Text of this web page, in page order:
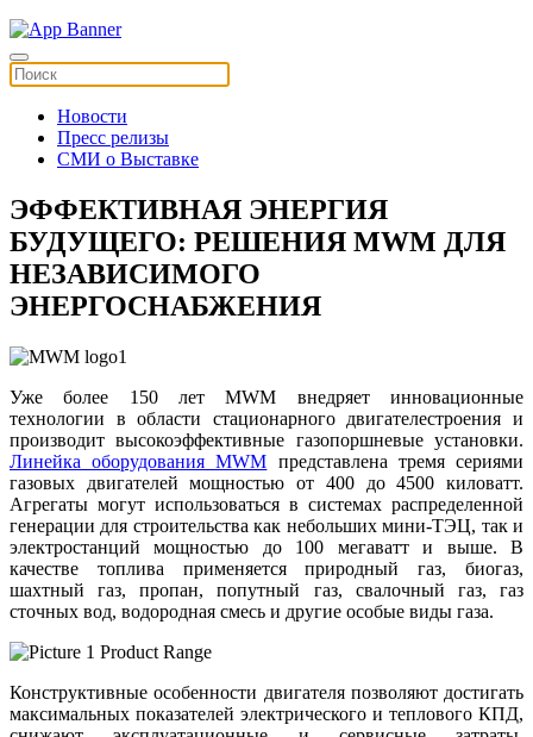
Новости
Пресс релизы
СМИ о Выставке
ЭФФЕКТИВНАЯ ЭНЕРГИЯ
БУДУЩЕГО: РЕШЕНИЯ MWM ДЛЯ
НЕЗАВИСИМОГО
ЭНЕРГОСНАБЖЕНИЯ
Уже более 150 лет MWM внедряет инновационные
технологии в области стационарного двигателестроения и
производит высокоэффективные газопоршневые установки.
Линейка оборудования MWM представлена тремя сериями
газовых двигателей мощностью от 400 до 4500 киловатт.
Агрегаты могут использоваться в системах распределенной
генерации для строительства как небольших мини-ТЭЦ, так и
электростанций мощностью до 100 мегаватт и выше. В
качестве топлива применяется природный газ, биогаз,
шахтный газ, пропан, попутный газ, свалочный газ, газ
сточных вод, водородная смесь и другие особые виды газа.
Конструктивные особенности двигателя позволяют достигать
максимальных показателей электрического и теплового КПД,